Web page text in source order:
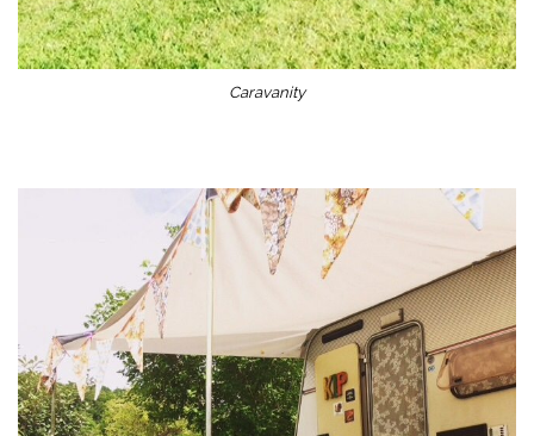
Caravanity